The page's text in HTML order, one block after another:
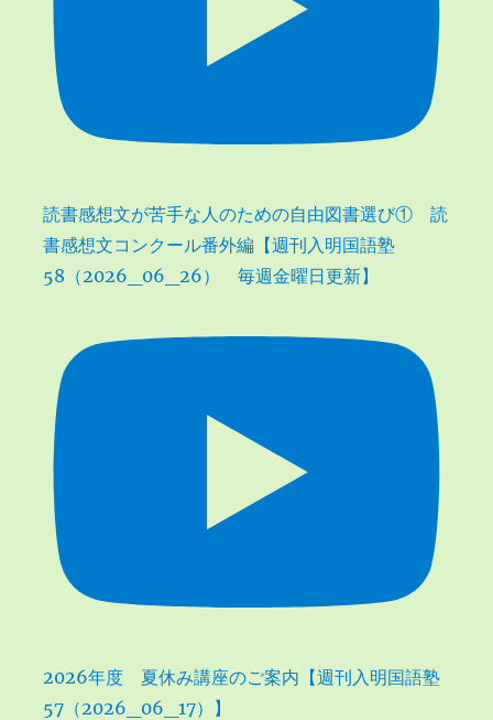
読書感想文が苦手な人のための自由図書選び① 読
書感想文コンクール番外編【週刊入明国語塾
58（2026_06_26） 毎週金曜日更新】
2026年度 夏休み講座のご案内【週刊入明国語塾
57（2026_06_17）】